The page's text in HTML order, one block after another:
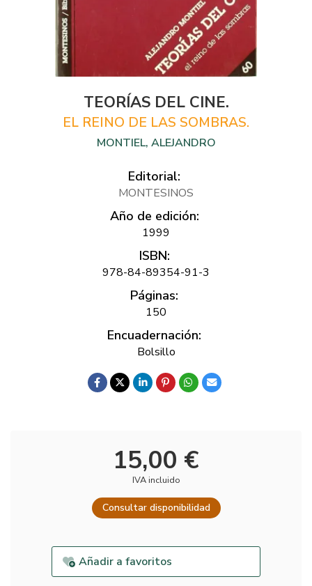
TEORÍAS DEL CINE.
EL REINO DE LAS SOMBRAS.
MONTIEL, ALEJANDRO
Editorial:
MONTESINOS
Año de edición:
1999
ISBN:
978-84-89354-91-3
Páginas:
150
Encuadernación:
Bolsillo
15,00 €
IVA incluido
Consultar disponibilidad
Añadir a favoritos